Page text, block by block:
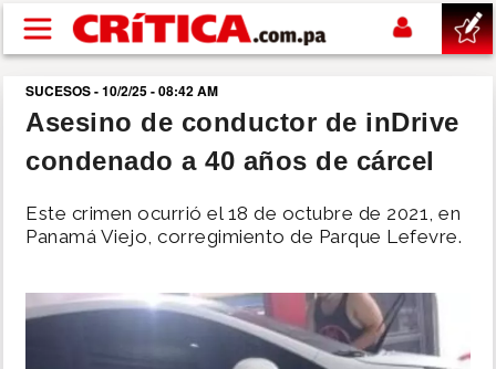
Pasar al contenido principal
buscar
SUCESOS
NACIONAL
SUCESOS - 10/2/25 - 08:42 AM
Asesino de conductor de inDrive
condenado a 40 años de cárcel
Este crimen ocurrió el 18 de octubre de 2021, en
Panamá Viejo, corregimiento de Parque Lefevre.